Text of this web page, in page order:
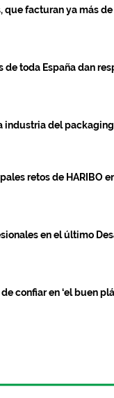
que facturan ya más
toda España dan
industria del packaging
retos de HARIBO
en el último
confiar en ‘el buen